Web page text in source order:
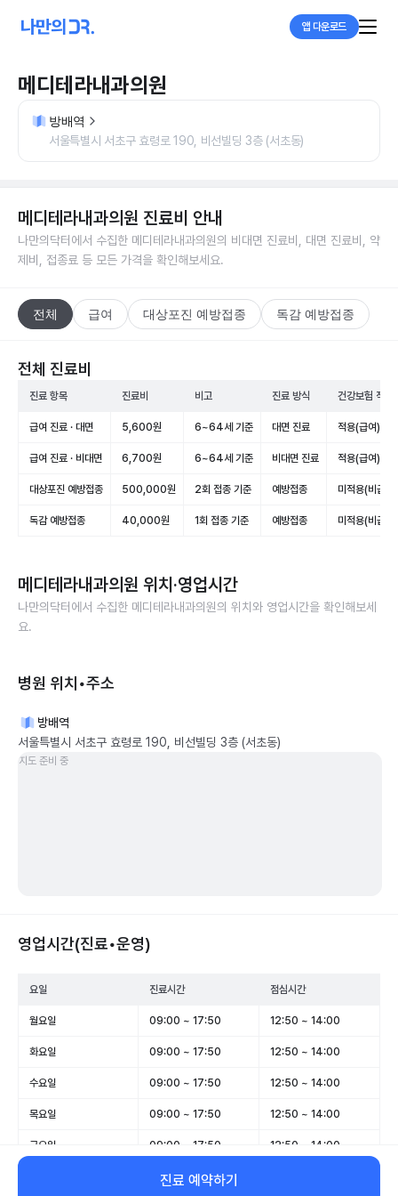
앱 다운로드
메디테라내과의원
방배역
서울특별시 서초구 효령로 190, 비선빌딩 3층 (서초동)
메디테라내과의원 진료비 안내
나만의닥터에서 수집한 메디테라내과의원의 비대면 진료비, 대면 진료비, 약
제비, 접종료 등 모든 가격을 확인해보세요.
전체 급여 대상포진 예방접종 독감 예방접종
전체 진료비
진료 항목 진료비 비고 진료 방식 건강보험 적용
급여 진료 · 대면 5,600원 6~64세 기준 대면 진료 적용(급여)
급여 진료 · 비대면 6,700원 6~64세 기준 비대면 진료 적용(급여)
대상포진 예방접종 500,000원 2회 접종 기준 예방접종 미적용(비급여)
독감 예방접종 40,000원 1회 접종 기준 예방접종 미적용(비급여)
메디테라내과의원 위치·영업시간
나만의닥터에서 수집한 메디테라내과의원의 위치와 영업시간을 확인해보세
요.
병원 위치•주소
방배역
서울특별시 서초구 효령로 190, 비선빌딩 3층 (서초동)
지도 준비 중
영업시간(진료•운영)
요일 진료시간 점심시간
월요일 09:00 ~ 17:50 12:50 ~ 14:00
화요일 09:00 ~ 17:50 12:50 ~ 14:00
수요일 09:00 ~ 17:50 12:50 ~ 14:00
목요일 09:00 ~ 17:50 12:50 ~ 14:00
금요일 09:00 ~ 17:50 12:50 ~ 14:00
09:00 ~ 12:50
진료 예약하기